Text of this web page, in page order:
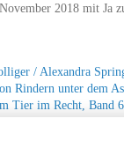
2018 mit Ja
/ Alexandra
Rindern unter dem
Tier im Recht, Band